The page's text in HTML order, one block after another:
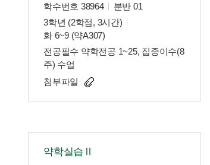
학수번호 38964
분반 01
3학년 (2학점, 3시간)
화 6~9 (약A307)
전공필수 약학전공 1~25, 집중이수(8
주) 수업
첨부파일
약학실습Ⅱ